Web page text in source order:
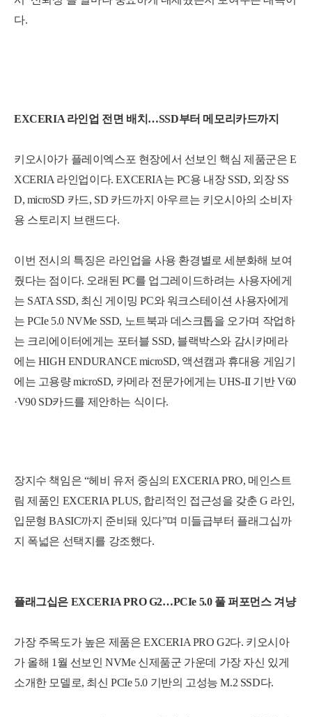
다.
EXCERIA 라인업 전면 배치…SSD부터 메모리카드까지
키오시아가 플레이엑스포 현장에서 선보인 핵심 제품군은 E
XCERIA 라인업이다. EXCERIA는 PC용 내장 SSD, 외장 SS
D, microSD 카드, SD 카드까지 아우르는 키오시아의 소비자
용 스토리지 브랜드다.
이번 전시의 특징은 라인업을 사용 환경별로 세분화해 보여
줬다는 점이다. 오래된 PC를 업그레이드하려는 사용자에게
는 SATA SSD, 최신 게이밍 PC와 워크스테이션 사용자에게
는 PCIe 5.0 NVMe SSD, 노트북과 데스크톱을 오가며 작업하
는 크리에이터에게는 포터블 SSD, 블랙박스와 감시카메라
에는 HIGH ENDURANCE microSD, 액션캠과 휴대용 게임기
에는 고용량 microSD, 카메라 전문가에게는 UHS-II 기반 V60
·V90 SD카드를 제안하는 식이다.
장지수 책임은 “헤비 유저 중심의 EXCERIA PRO, 메인스트
림 제품인 EXCERIA PLUS, 합리적인 접근성을 갖춘 G 라인,
입문형 BASIC까지 준비돼 있다”며 미들급부터 플래그십까
지 폭넓은 선택지를 강조했다.
플래그십은 EXCERIA PRO G2…PCIe 5.0 풀 퍼포먼스 겨냥
가장 주목도가 높은 제품은 EXCERIA PRO G2다. 키오시아
가 올해 1월 선보인 NVMe 신제품군 가운데 가장 자신 있게
소개한 모델로, 최신 PCIe 5.0 기반의 고성능 M.2 SSD다.